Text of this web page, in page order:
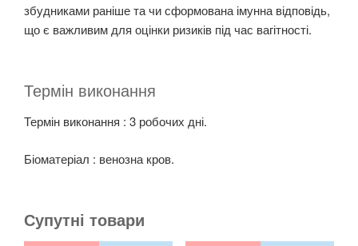
збудниками раніше та чи сформована імунна відповідь,
що є важливим для оцінки ризиків під час вагітності.
Термін виконання
Термін виконання : 3 робочих дні.
Біоматеріал : венозна кров.
Супутні товари